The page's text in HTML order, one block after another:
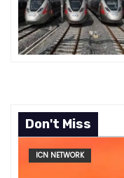
n
Don't Miss
ICN NETWORK